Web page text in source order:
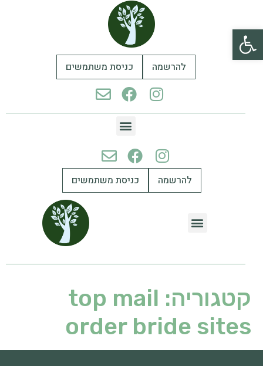
פתח סרגל נגישות
להרשמה כניסת משתמשים
להרשמה כניסת משתמשים
קטגוריה: top mail
order bride sites